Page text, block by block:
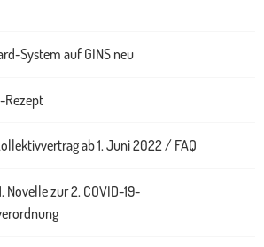
System auf GINS neu
Rezept
ab 1. Juni 2022 / FAQ
Novelle zur 2. COVID-19-